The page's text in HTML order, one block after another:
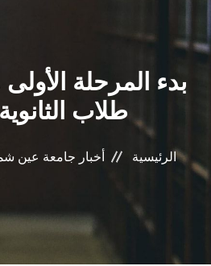
بدء المرحلة
طلاب
الرئيسية أخبار جامعة عين